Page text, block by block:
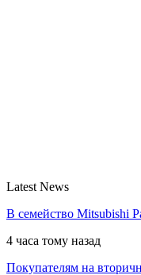
Latest News
В семейство Mitsubishi
4 часа тому назад
Покупателям на